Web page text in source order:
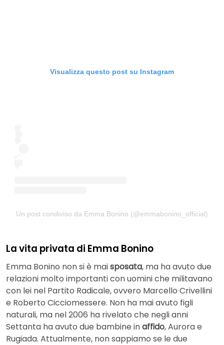
Visualizza questo post su Instagram
Un post condiviso da Emma Bonino (@emmabonino_official)
La vita privata di Emma Bonino
Emma Bonino non si è maisposata, ma ha avuto due
relazioni molto importanti con uomini che militavano
con lei nel Partito Radicale, ovvero Marcello Crivellini
e Roberto Cicciomessere. Non ha mai avuto figli
naturali, ma nel 2006 ha rivelato che negli anni
Settanta ha avuto due bambine inaffido, Aurora e
Rugiada. Attualmente, non sappiamo se le due